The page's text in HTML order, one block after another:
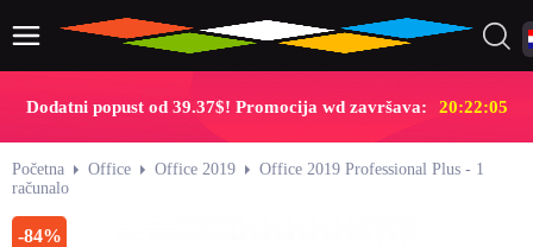
Dodatni popust od 39.37$! Promocija wd završava: 20:22:04
Početna Office Office 2019
Office 2019 Professional Plus - 1
računalo
-84%